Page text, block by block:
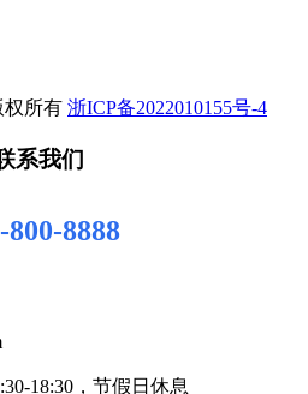
权所有 浙ICP备2022010155号-4
系我们
800-8888
18:30，节假日休息